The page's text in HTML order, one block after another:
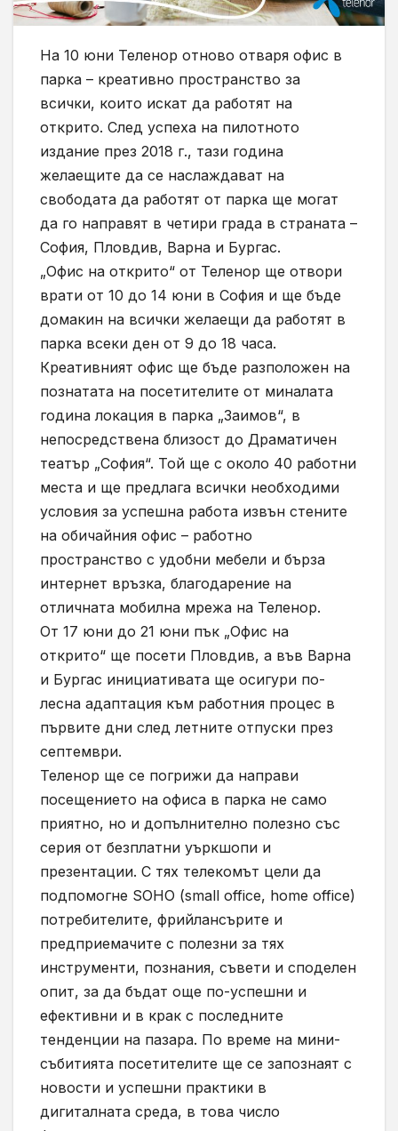
На 10 юни Теленор отново отваря офис в
парка – креативно пространство за
всички, които искат да работят на
открито. След успеха на пилотното
издание през 2018 г., тази година
желаещите да се наслаждават на
свободата да работят от парка ще могат
да го направят в четири града в страната –
София, Пловдив, Варна и Бургас.
„Офис на открито“ от Теленор ще отвори
врати от 10 до 14 юни в София и ще бъде
домакин на всички желаещи да работят в
парка всеки ден от 9 до 18 часа.
Креативният офис ще бъде разположен на
познатата на посетителите от миналата
година локация в парка „Заимов“, в
непосредствена близост до Драматичен
театър „София“. Той ще с около 40 работни
места и ще предлага всички необходими
условия за успешна работа извън стените
на обичайния офис – работно
пространство с удобни мебели и бърза
интернет връзка, благодарение на
отличната мобилна мрежа на Теленор.
От 17 юни до 21 юни пък „Офис на
открито“ ще посети Пловдив, а във Варна
и Бургас инициативата ще осигури по-
лесна адаптация към работния процес в
първите дни след летните отпуски през
септември.
Теленор ще се погрижи да направи
посещението на офиса в парка не само
приятно, но и допълнително полезно със
серия от безплатни уъркшопи и
презентации. С тях телекомът цели да
подпомогне SOHO (small office, home office)
потребителите, фрийлансърите и
предприемачите с полезни за тях
инструменти, познания, съвети и споделен
опит, за да бъдат още по-успешни и
ефективни и в крак с последните
тенденции на пазара. По време на мини-
събитията посетителите ще се запознаят с
новости и успешни практики в
дигиталната среда, в това число